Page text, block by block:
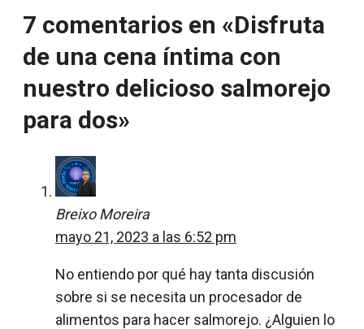
7 comentarios en «Disfruta
de una cena íntima con
nuestro delicioso salmorejo
para dos»
Breixo Moreira
mayo 21, 2023 a las 6:52 pm
No entiendo por qué hay tanta discusión
sobre si se necesita un procesador de
alimentos para hacer salmorejo. ¿Alguien lo